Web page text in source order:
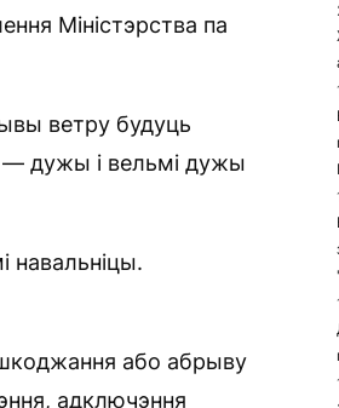
Міністэрства па
​​ветру будуць
— дужы і вельмі дужы
навальніцы.
або абрыву
адключэння